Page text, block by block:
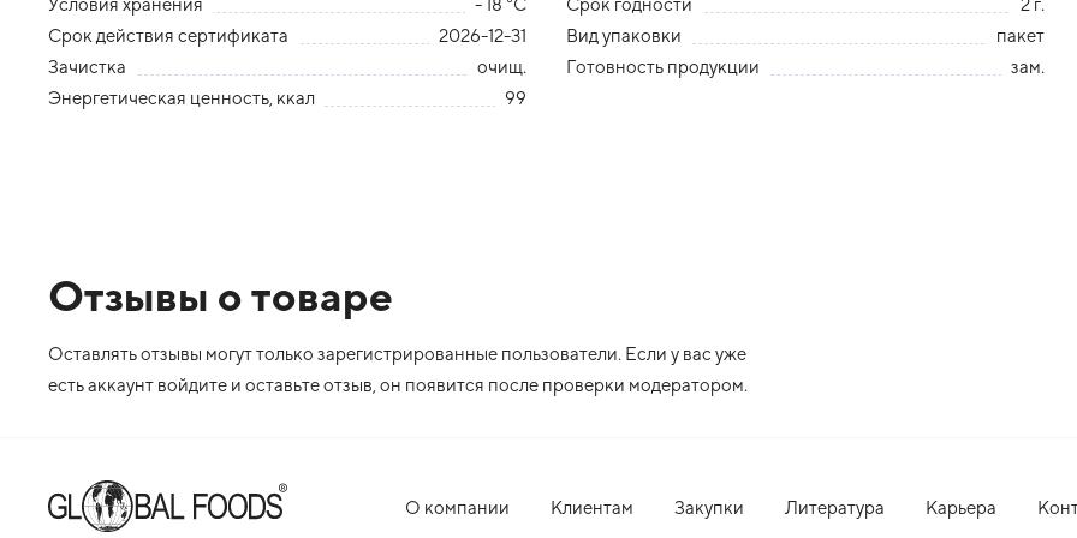
Условия хранения
- 18 °С Срок годности
2 г.
Срок действия сертификата
2026-12-31 Вид упаковки
пакет
Зачистка
очищ. Готовность продукции
зам.
Энергетическая ценность, ккал
99
Отзывы о товаре
Оставлять отзывы могут только зарегистрированные пользователи. Если у вас уже
есть аккаунт войдите и оставьте отзыв, он появится после проверки модератором.
О компании Клиентам Закупки Литература Карьера